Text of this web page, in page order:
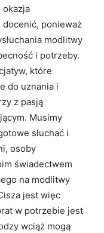
ponieważ
modlitwy
i potrzeby.
które
do uznania i
z pasją
Musimy
słuchać i
osoby
świadectwem
na modlitwy
jest więc
w potrzebie jest
wciąż mogą